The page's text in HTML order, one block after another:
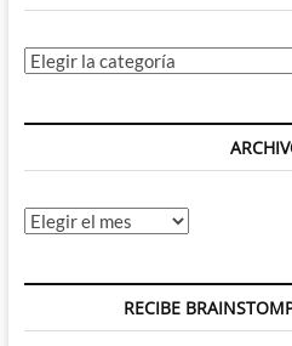
Categorías
Archivos
RECIBE